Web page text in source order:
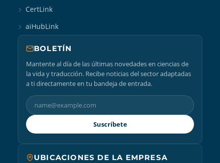
CertLink
aiHubLink
BOLETÍN
Mantente al día de las últimas novedades en ciencias de
la vida y traducción. Recibe noticias del sector adaptadas
a ti directamente en tu bandeja de entrada.
Suscríbete
UBICACIONES DE LA EMPRESA